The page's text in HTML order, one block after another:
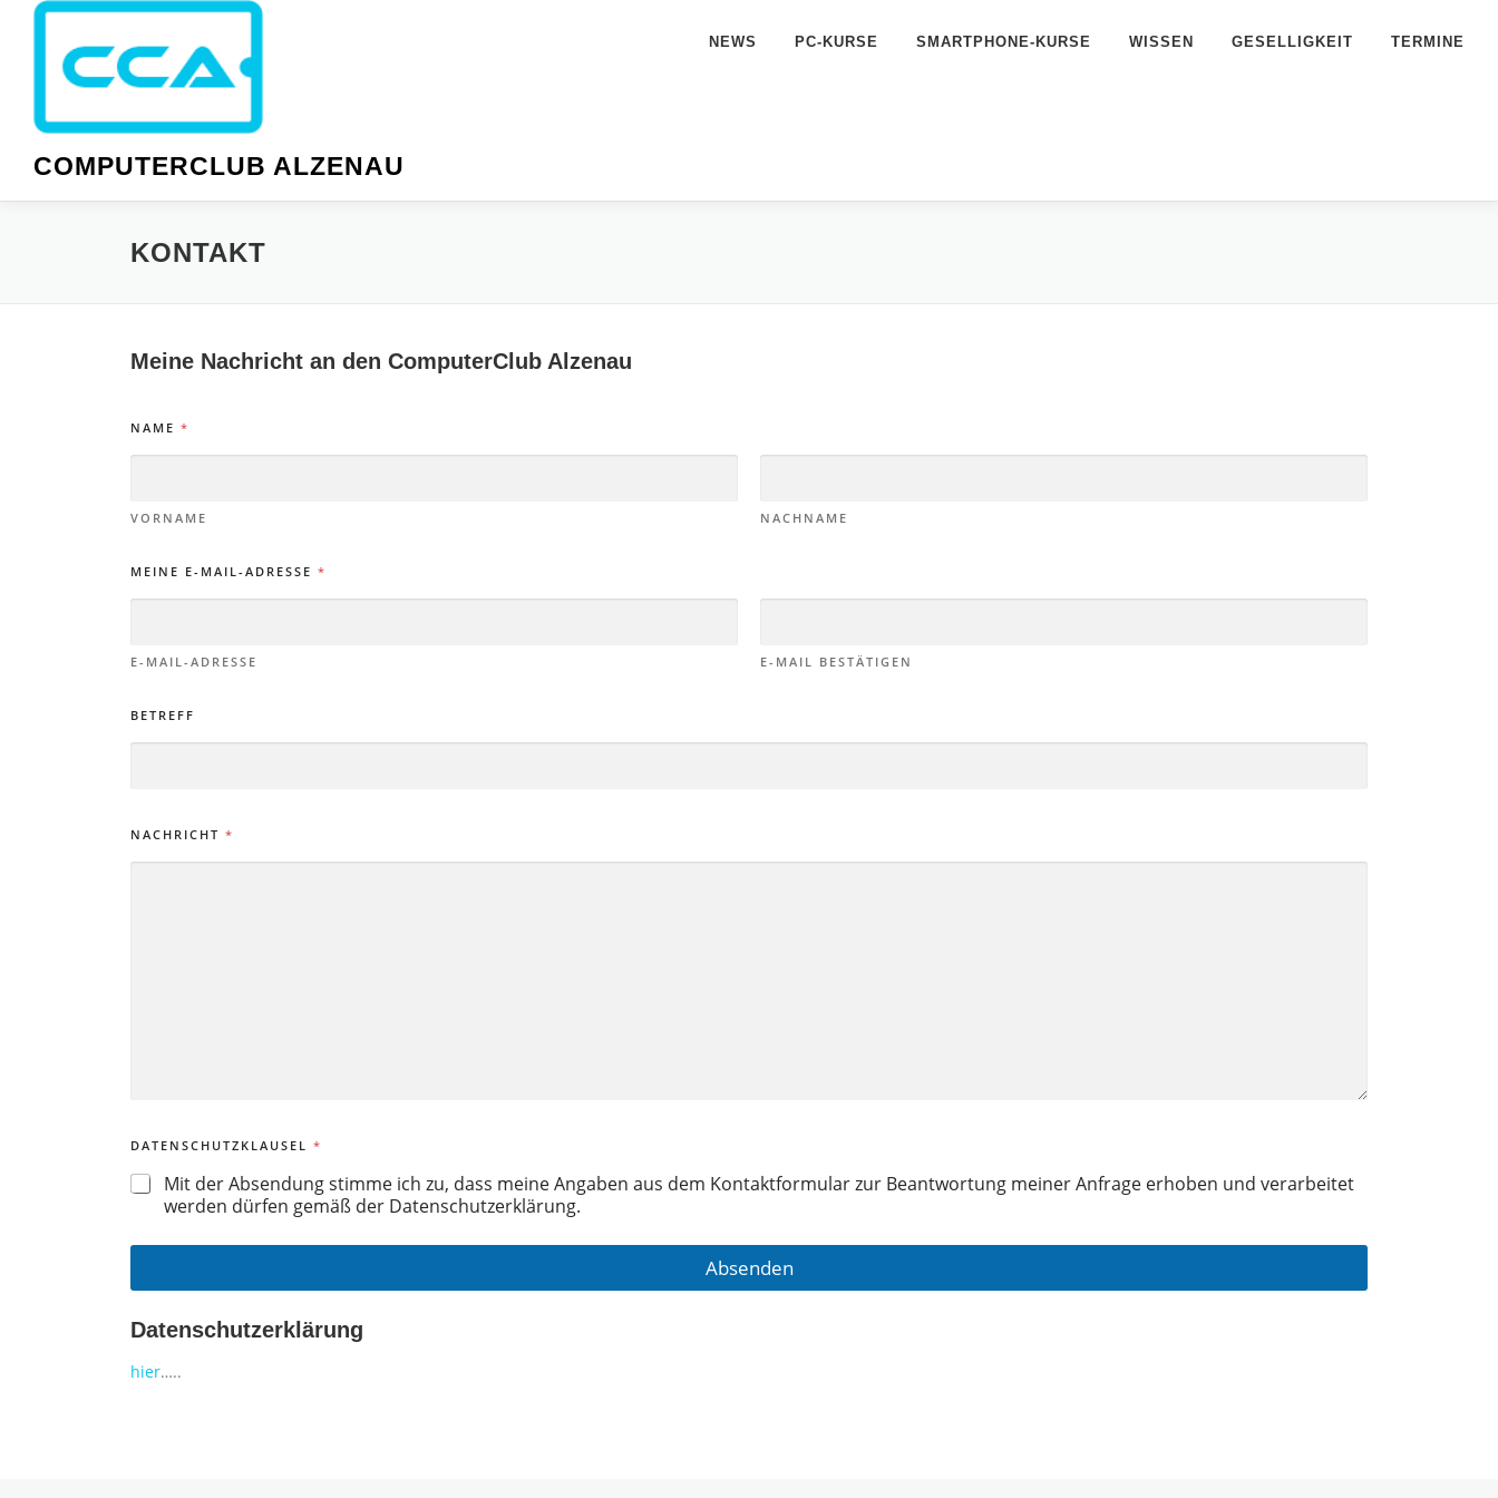
springen
COMPUTERCLUB ALZENAU
NEWS PC-KURSE SMARTPHONE-KURSE WISSEN GESELLIGKEIT TERMINE
KONTAKT
Meine Nachricht an den ComputerClub Alzenau
NAME *
VORNAME NACHNAME
MEINE E-MAIL-ADRESSE *
E-MAIL-ADRESSE E-MAIL BESTÄTIGEN
BETREFF
NACHRICHT *
DATENSCHUTZKLAUSEL *
Mit der Absendung stimme ich zu, dass meine Angaben aus dem Kontaktformular zur Beantwortung meiner Anfrage erhoben und verarbeitet
werden dürfen gemäß der Datenschutzerklärung.
Absenden
Datenschutzerklärung
hier…..